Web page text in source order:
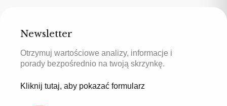
Newsletter
Otrzymuj wartościowe analizy, informacje i
porady bezpośrednio na twoją skrzynkę.
Kliknij tutaj, aby pokazać formularz